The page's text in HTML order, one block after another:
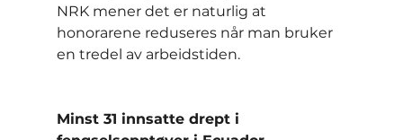
NRK mener det er naturlig at
honorarene reduseres når man bruker
en tredel av arbeidstiden.
Minst 31 innsatte drept i